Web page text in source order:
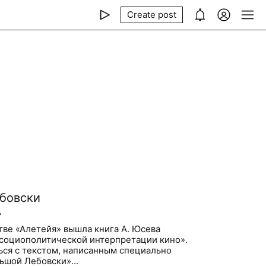
Create post
«Алетейя» вышла книга А. Юсева
интерпретации кино».
с текстом, написанным специально
Лебовски»...